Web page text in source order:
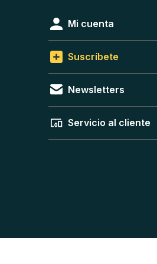
Mi cuenta
Suscríbete
Newsletters
Servicio al cliente